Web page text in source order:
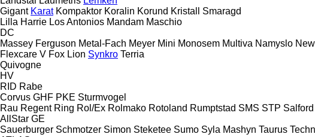
Gigant Karat Kompaktor Koralin Korund Kristall
Smaragd
Lilla Harrie Los Antonios Mandam Maschio
DC
Massey Ferguson Metal-Fach Meyer Mini Monosem Multiva Namyslo
Flexcare V Fox Lion Synkro Terria
Quivogne
HV
RID Rabe
Corvus GHF PKE Sturmvogel
Rau Regent Ring Rol/Ex Rolmako Rotoland Rumptstad SMS STP Salford
AllStar GE
Sauerburger Schmotzer Simon Steketee Sumo Syla Mashyn Taurus